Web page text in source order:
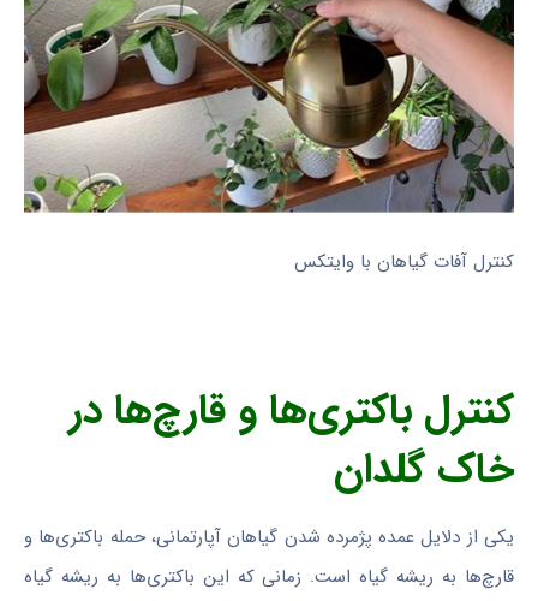
کنترل آفات گیاهان با وایتکس
کنترل باکتری‌ها و قارچ‌ها در
خاک گلدان
یکی از دلایل عمده پژمرده شدن گیاهان آپارتمانی، حمله باکتری‌ها و
قارچ‌ها به ریشه گیاه است. زمانی که این باکتری‌ها به ریشه گیاه